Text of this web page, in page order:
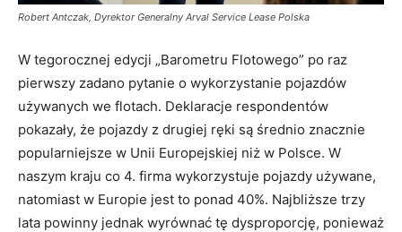
Robert Antczak, Dyrektor Generalny Arval Service Lease Polska
W tegorocznej edycji „Barometru Flotowego” po raz
pierwszy zadano pytanie o wykorzystanie pojazdów
używanych we flotach. Deklaracje respondentów
pokazały, że pojazdy z drugiej ręki są średnio znacznie
popularniejsze w Unii Europejskiej niż w Polsce. W
naszym kraju co 4. firma wykorzystuje pojazdy używane,
natomiast w Europie jest to ponad 40%. Najbliższe trzy
lata powinny jednak wyrównać tę dysproporcję, ponieważ